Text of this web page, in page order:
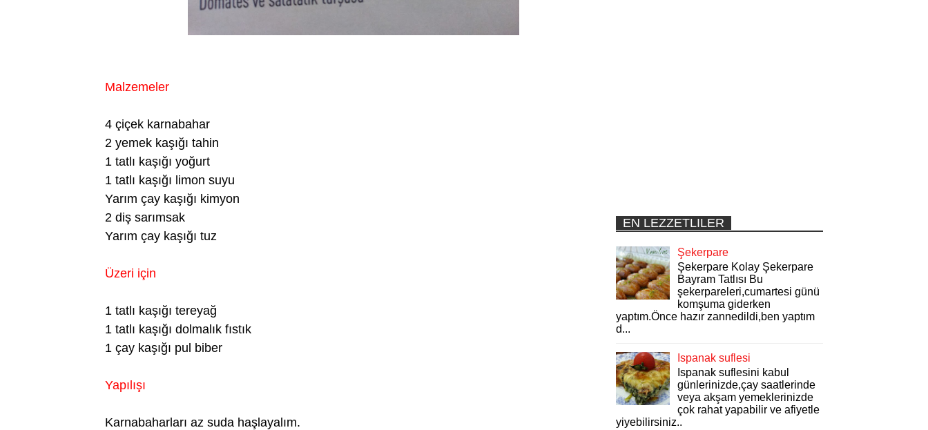
Malzemeler
4 çiçek karnabahar
2 yemek kaşığı tahin
1 tatlı kaşığı yoğurt
1 tatlı kaşığı limon suyu
Yarım çay kaşığı kimyon
2 diş sarımsak
Yarım çay kaşığı tuz
Üzeri için
1 tatlı kaşığı tereyağ
1 tatlı kaşığı dolmalık fıstık
1 çay kaşığı pul biber
Yapılışı
Karnabaharları az suda haşlayalım.
EN LEZZETLILER
Şekerpare
Şekerpare Kolay Şekerpare
Bayram Tatlısı Bu
şekerpareleri,cumartesi günü
komşuma giderken
yaptım.Önce hazır zannedildi,ben yaptım
d...
Ispanak suflesi
Ispanak suflesini kabul
günlerinizde,çay saatlerinde
veya akşam yemeklerinizde
çok rahat yapabilir ve afiyetle
yiyebilirsiniz..